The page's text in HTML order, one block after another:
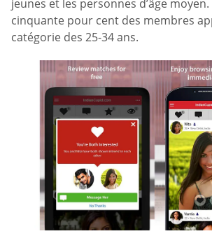
jeunes et les personnes d’âge
cinquante pour cent des membres
catégorie des 25-34 ans.